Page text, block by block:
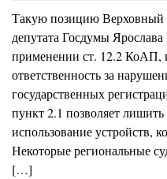
Такую позицию Верховный
депутата Госдумы
применении ст. 12.2 КоАП,
ответственность за
государственных
пункт 2.1 позволяет
использование устройств,
Некоторые региональные
[…]